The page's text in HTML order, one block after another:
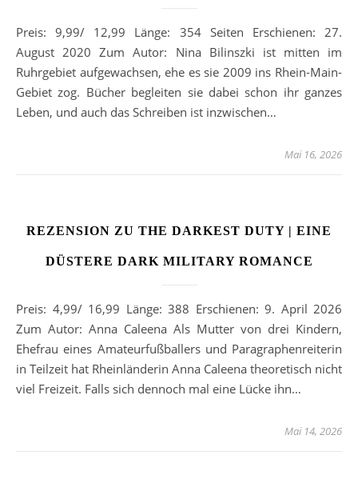
Preis: 9,99/ 12,99 Länge: 354 Seiten Erschienen: 27.
August 2020 Zum Autor: Nina Bilinszki ist mitten im
Ruhrgebiet aufgewachsen, ehe es sie 2009 ins Rhein-Main-
Gebiet zog. Bücher begleiten sie dabei schon ihr ganzes
Leben, und auch das Schreiben ist inzwischen…
Mai 16, 2026
REZENSION ZU THE DARKEST DUTY | EINE
DÜSTERE DARK MILITARY ROMANCE
Preis: 4,99/ 16,99 Länge: 388 Erschienen: 9. April 2026
Zum Autor: Anna Caleena Als Mutter von drei Kindern,
Ehefrau eines Amateurfußballers und Paragraphenreiterin
in Teilzeit hat Rheinländerin Anna Caleena theoretisch nicht
viel Freizeit. Falls sich dennoch mal eine Lücke ihn…
Mai 14, 2026